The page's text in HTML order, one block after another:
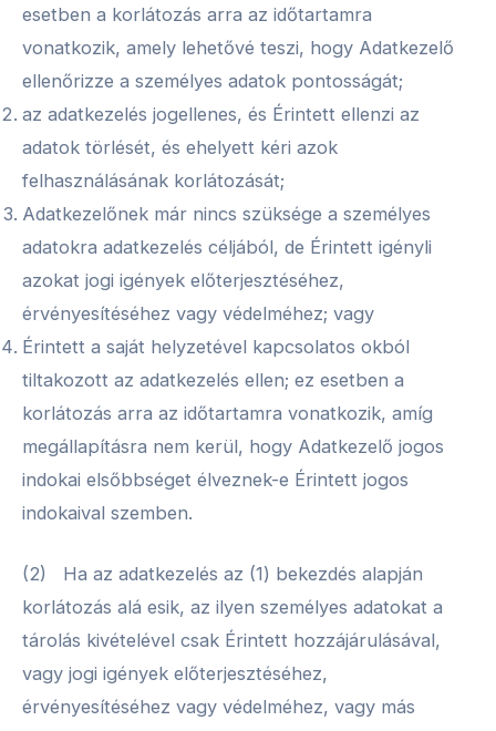
esetben a korlátozás arra az időtartamra
vonatkozik, amely lehetővé teszi, hogy Adatkezelő
ellenőrizze a személyes adatok pontosságát;
az adatkezelés jogellenes, és Érintett ellenzi az
adatok törlését, és ehelyett kéri azok
felhasználásának korlátozását;
Adatkezelőnek már nincs szüksége a személyes
adatokra adatkezelés céljából, de Érintett igényli
azokat jogi igények előterjesztéséhez,
érvényesítéséhez vagy védelméhez; vagy
Érintett a saját helyzetével kapcsolatos okból
tiltakozott az adatkezelés ellen; ez esetben a
korlátozás arra az időtartamra vonatkozik, amíg
megállapításra nem kerül, hogy Adatkezelő jogos
indokai elsőbbséget élveznek-e Érintett jogos
indokaival szemben.
(2) Ha az adatkezelés az (1) bekezdés alapján
korlátozás alá esik, az ilyen személyes adatokat a
tárolás kivételével csak Érintett hozzájárulásával,
vagy jogi igények előterjesztéséhez,
érvényesítéséhez vagy védelméhez, vagy más